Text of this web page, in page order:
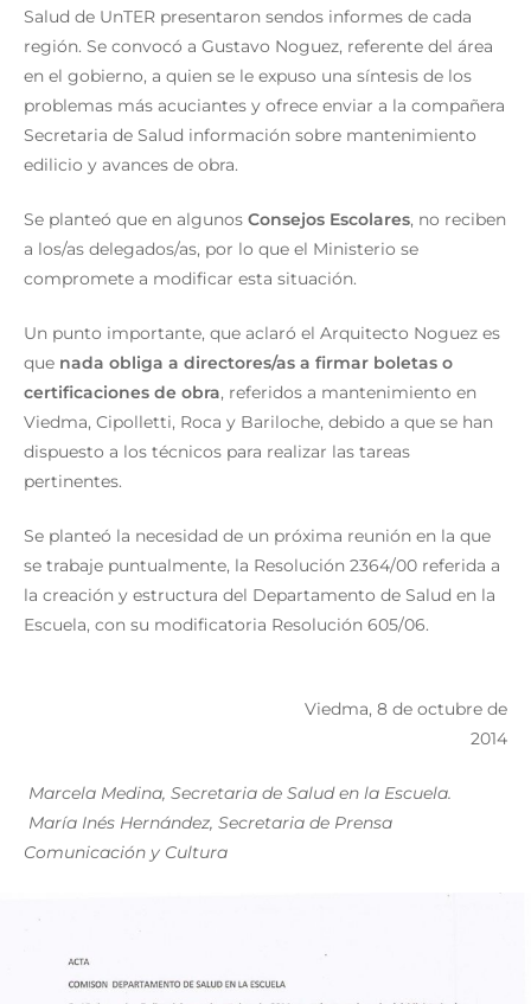
Salud de UnTER presentaron sendos informes de cada
región. Se convocó a Gustavo Noguez, referente del área
en el gobierno, a quien se le expuso una síntesis de los
problemas más acuciantes y ofrece enviar a la compañera
Secretaria de Salud información sobre mantenimiento
edilicio y avances de obra.
Se planteó que en algunos Consejos Escolares, no reciben
a los/as delegados/as, por lo que el Ministerio se
compromete a modificar esta situación.
Un punto importante, que aclaró el Arquitecto Noguez es
que nada obliga a directores/as a firmar boletas o
certificaciones de obra, referidos a mantenimiento en
Viedma, Cipolletti, Roca y Bariloche, debido a que se han
dispuesto a los técnicos para realizar las tareas
pertinentes.
Se planteó la necesidad de un próxima reunión en la que
se trabaje puntualmente, la Resolución 2364/00 referida a
la creación y estructura del Departamento de Salud en la
Escuela, con su modificatoria Resolución 605/06.
Viedma, 8 de octubre de
2014
Marcela Medina, Secretaria de Salud en la Escuela.
María Inés Hernández, Secretaria de Prensa
Comunicación y Cultura